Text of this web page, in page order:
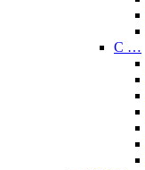
C …